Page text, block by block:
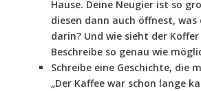
Hause. Deine Neugier ist so
diesen dann auch öffnest,
darin? Und wie sieht der Koffer
Beschreibe so genau wie
Schreibe eine Geschichte, die
„Der Kaffee war schon lange